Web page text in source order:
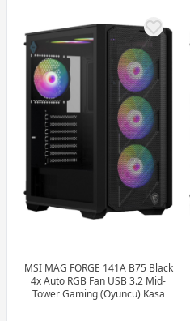
MSI MAG FORGE 141A B75 Black
4x Auto RGB Fan USB 3.2 Mid-
Tower Gaming (Oyuncu) Kasa